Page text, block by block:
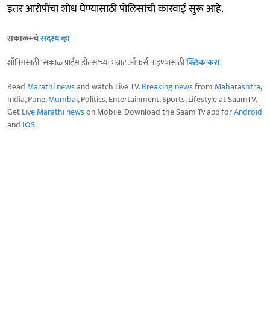
इतर आरोपींचा शोध घेण्यासाठी पोलिसांची कारवाई सुरू आहे.
सकाळ+चेसदस्य व्हा
शॉपिंगसाठी 'सकाळ प्राईम डील्स'च्या भन्नाट ऑफर्स पाहण्यासाठीक्लिक करा.
Read Marathi newsand watch Live TV.Breaking newsfrom Maharashtra,
India, Pune,Mumbai, Politics, Entertainment, Sports, Lifestyle at SaamTV.
GetLive Marathi newson Mobile. Download the Saam Tv app forAndroid
and IOS.